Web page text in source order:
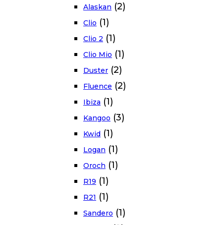
Alaskan (2)
Clio (1)
Clio 2 (1)
Clio Mio (1)
Duster (2)
Fluence (2)
Ibiza (1)
Kangoo (3)
Kwid (1)
Logan (1)
Oroch (1)
R19 (1)
R21 (1)
Sandero (1)